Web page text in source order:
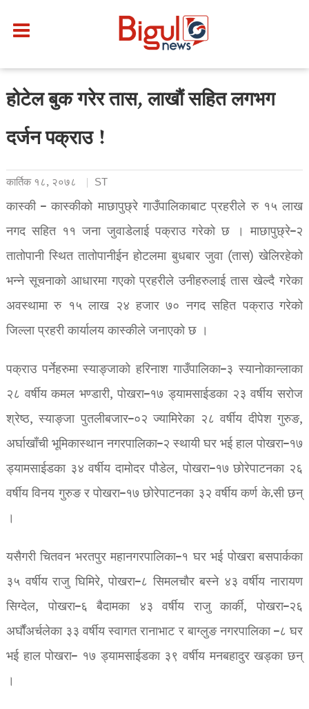
होटेल बुक गरेर तास, लाखौं सहित लगभग
दर्जन पक्राउ !
कार्तिक १८, २०७८ ST
कास्की – कास्कीको माछापुछ्रे गाउँपालिकाबाट प्रहरीले रु १५ लाख
नगद सहित ११ जना जुवाडेलाई पक्राउ गरेको छ । माछापुछ्रे–२
तातोपानी स्थित तातोपानीईन होटलमा बुधबार जुवा (तास) खेलिरहेको
भन्ने सूचनाको आधारमा गएको प्रहरीले उनीहरुलाई तास खेल्दै गरेका
अवस्थामा रु १५ लाख २४ हजार ७० नगद सहित पक्राउ गरेको
जिल्ला प्रहरी कार्यालय कास्कीले जनाएको छ ।
पक्राउ पर्नेहरुमा स्याङ्जाको हरिनाश गाउँपालिका–३ स्यानोकान्लाका
२८ वर्षीय कमल भण्डारी, पोखरा–१७ ड्यामसाईडका २३ वर्षीय सरोज
श्रेष्ठ, स्याङ्जा पुतलीबजार–०२ ज्यामिरेका २८ वर्षीय दीपेश गुरुङ,
अर्घाखाँची भूमिकास्थान नगरपालिका–२ स्थायी घर भई हाल पोखरा–१७
ड्यामसाईडका ३४ वर्षीय दामोदर पौडेल, पोखरा–१७ छोरेपाटनका २६
वर्षीय विनय गुरुङ र पोखरा–१७ छोरेपाटनका ३२ वर्षीय कर्ण के.सी छन्
।
यसैगरी चितवन भरतपुर महानगरपालिका–१ घर भई पोखरा बसपार्कका
३५ वर्षीय राजु घिमिरे, पोखरा–८ सिमलचौर बस्ने ४३ वर्षीय नारायण
सिग्देल, पोखरा–६ बैदामका ४३ वर्षीय राजु कार्की, पोखरा–२६
अर्घौंअर्चलेका ३३ वर्षीय स्वागत रानाभाट र बाग्लुङ नगरपालिका –८ घर
भई हाल पोखरा– १७ ड्यामसाईडका ३९ वर्षीय मनबहादुर खड्का छन्
।